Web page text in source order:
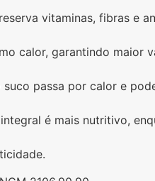
vitaminas, fibras e
calor, garantindo maior
passa por calor e
é mais nutritivo,